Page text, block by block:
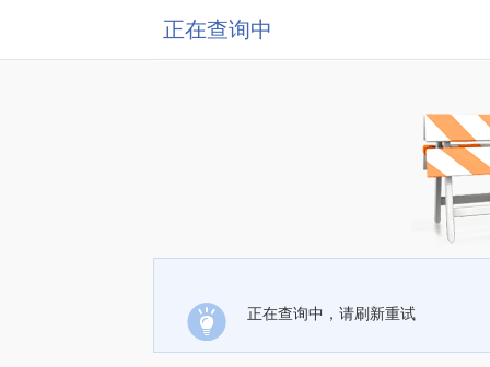
正在查询中
正在查询中，请刷新重试